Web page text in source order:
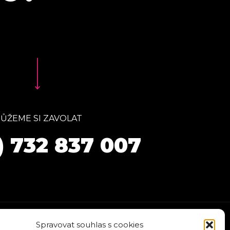
Spravovat souhlas s cookies
SI ZAVOLAT
732 837 007